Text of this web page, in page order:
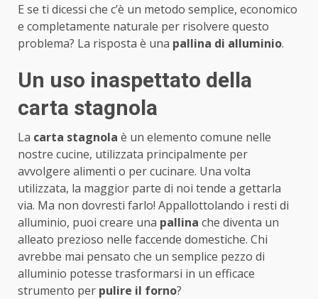
E se ti dicessi che c’è un metodo semplice, economico
e completamente naturale per risolvere questo
problema? La risposta è una pallina di alluminio.
Un uso inaspettato della
carta stagnola
La carta stagnola è un elemento comune nelle
nostre cucine, utilizzata principalmente per
avvolgere alimenti o per cucinare. Una volta
utilizzata, la maggior parte di noi tende a gettarla
via. Ma non dovresti farlo! Appallottolando i resti di
alluminio, puoi creare una pallina che diventa un
alleato prezioso nelle faccende domestiche. Chi
avrebbe mai pensato che un semplice pezzo di
alluminio potesse trasformarsi in un efficace
strumento per pulire il forno?